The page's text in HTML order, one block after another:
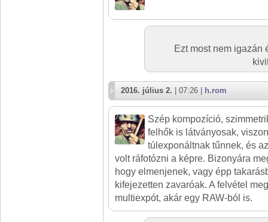
Ezt most nem igazán
2016. július 2. | 07:26 | h.rom
Szép kompozíció,
felhők is látványosak,
túlexponáltnak tűnnek, és
volt ráfotózni a képre. Bizonyára
hogy elmenjenek, vagy épp
kifejezetten zavaróak. A felvétel
multiexpót, akár egy RAW-ból is.